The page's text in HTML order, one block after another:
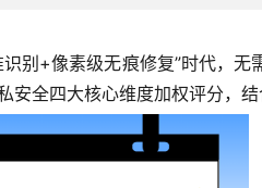
别+像素级无痕修复”时代，
全四大核心维度加权评分，